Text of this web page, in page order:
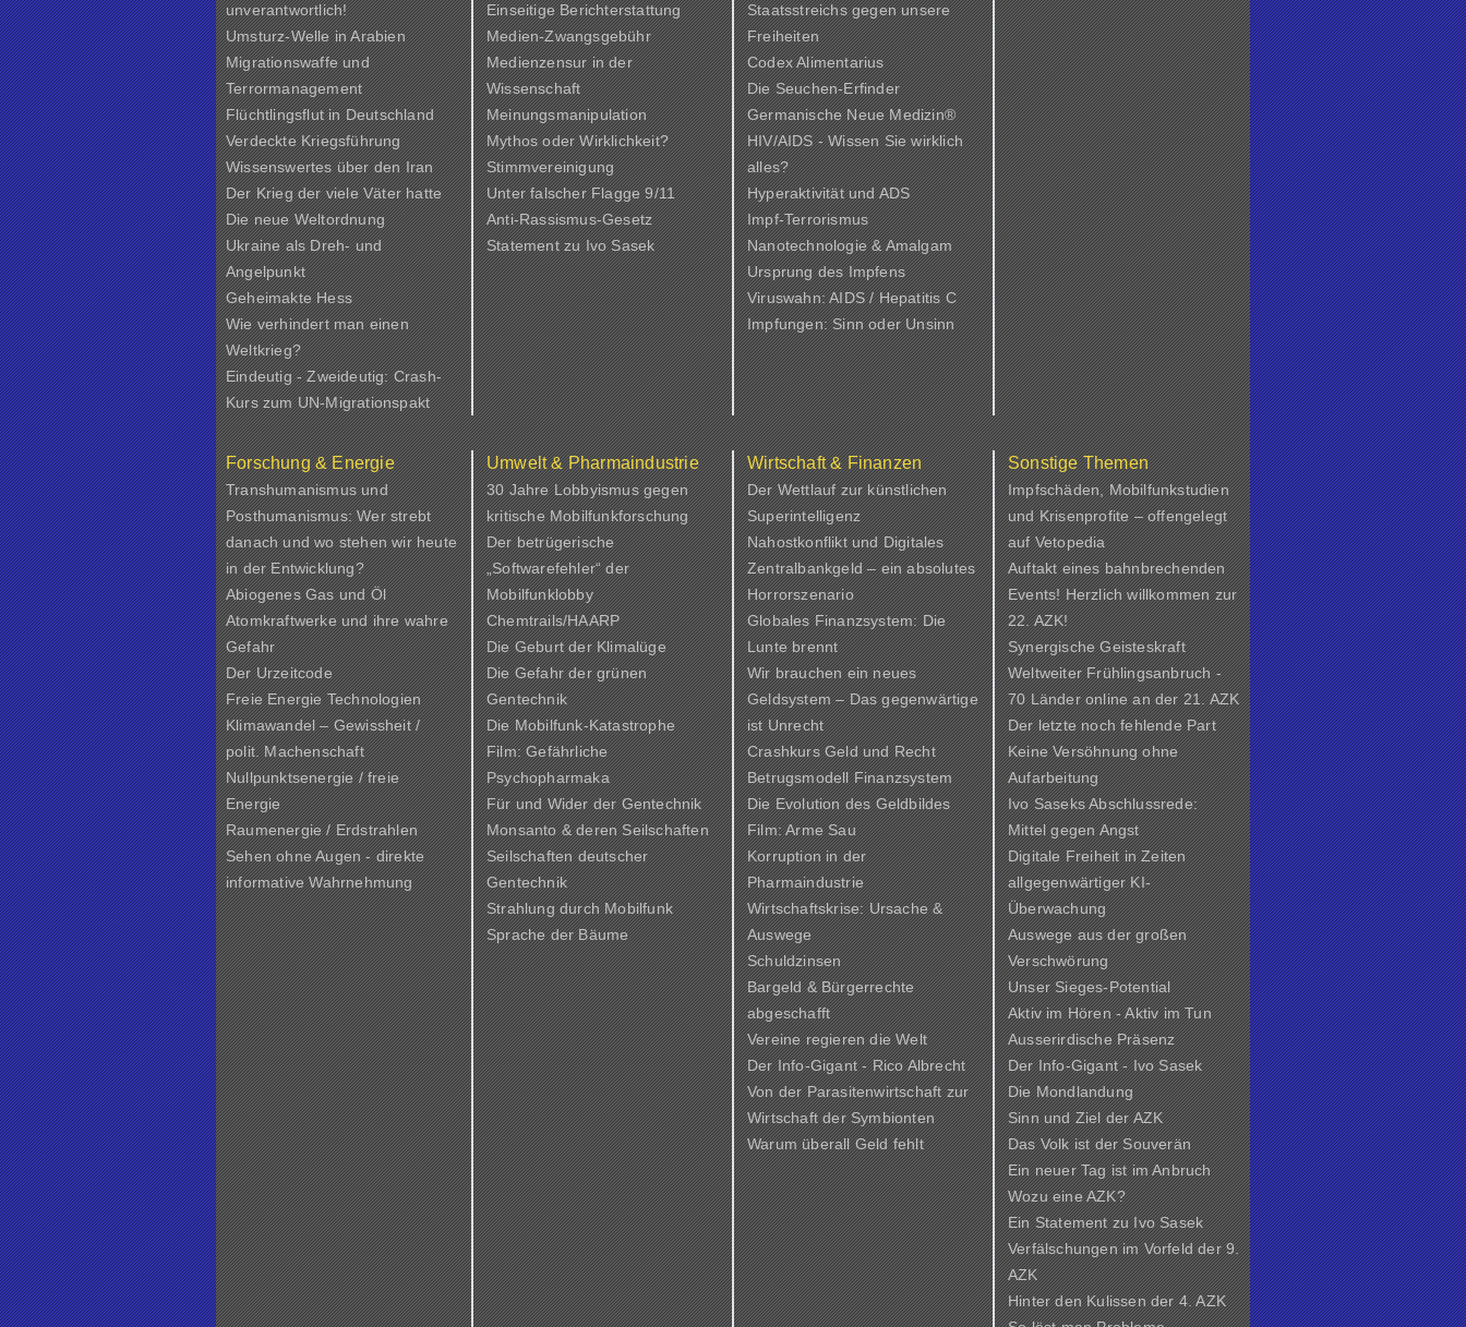
unverantwortlich!
Umsturz-Welle in Arabien
Migrationswaffe und
Terrormanagement
Flüchtlingsflut in Deutschland
Verdeckte Kriegsführung
Wissenswertes über den Iran
Der Krieg der viele Väter hatte
Die neue Weltordnung
Ukraine als Dreh- und
Angelpunkt
Geheimakte Hess
Wie verhindert man einen
Weltkrieg?
Eindeutig - Zweideutig: Crash-
Kurs zum UN-Migrationspakt
Einseitige Berichterstattung
Medien-Zwangsgebühr
Medienzensur in der
Wissenschaft
Meinungsmanipulation
Mythos oder Wirklichkeit?
Stimmvereinigung
Unter falscher Flagge 9/11
Anti-Rassismus-Gesetz
Statement zu Ivo Sasek
Staatsstreichs gegen unsere
Freiheiten
Codex Alimentarius
Die Seuchen-Erfinder
Germanische Neue Medizin®
HIV/AIDS - Wissen Sie wirklich
alles?
Hyperaktivität und ADS
Impf-Terrorismus
Nanotechnologie & Amalgam
Ursprung des Impfens
Viruswahn: AIDS / Hepatitis C
Impfungen: Sinn oder Unsinn
Forschung & Energie
Transhumanismus und
Posthumanismus: Wer strebt
danach und wo stehen wir heute
in der Entwicklung?
Abiogenes Gas und Öl
Atomkraftwerke und ihre wahre
Gefahr
Der Urzeitcode
Freie Energie Technologien
Klimawandel – Gewissheit /
polit. Machenschaft
Nullpunktsenergie / freie
Energie
Raumenergie / Erdstrahlen
Sehen ohne Augen - direkte
informative Wahrnehmung
Umwelt & Pharmaindustrie
30 Jahre Lobbyismus gegen
kritische Mobilfunkforschung
Der betrügerische
„Softwarefehler“ der
Mobilfunklobby
Chemtrails/HAARP
Die Geburt der Klimalüge
Die Gefahr der grünen
Gentechnik
Die Mobilfunk-Katastrophe
Film: Gefährliche
Psychopharmaka
Für und Wider der Gentechnik
Monsanto & deren Seilschaften
Seilschaften deutscher
Gentechnik
Strahlung durch Mobilfunk
Sprache der Bäume
Wirtschaft & Finanzen
Der Wettlauf zur künstlichen
Superintelligenz
Nahostkonflikt und Digitales
Zentralbankgeld – ein absolutes
Horrorszenario
Globales Finanzsystem: Die
Lunte brennt
Wir brauchen ein neues
Geldsystem – Das gegenwärtige
ist Unrecht
Crashkurs Geld und Recht
Betrugsmodell Finanzsystem
Die Evolution des Geldbildes
Film: Arme Sau
Korruption in der
Pharmaindustrie
Wirtschaftskrise: Ursache &
Auswege
Schuldzinsen
Bargeld & Bürgerrechte
abgeschafft
Vereine regieren die Welt
Der Info-Gigant - Rico Albrecht
Von der Parasitenwirtschaft zur
Wirtschaft der Symbionten
Warum überall Geld fehlt
Sonstige Themen
Impfschäden, Mobilfunkstudien
und Krisenprofite – offengelegt
auf Vetopedia
Auftakt eines bahnbrechenden
Events! Herzlich willkommen zur
22. AZK!
Synergische Geisteskraft
Weltweiter Frühlingsanbruch -
70 Länder online an der 21. AZK
Der letzte noch fehlende Part
Keine Versöhnung ohne
Aufarbeitung
Ivo Saseks Abschlussrede:
Mittel gegen Angst
Digitale Freiheit in Zeiten
allgegenwärtiger KI-
Überwachung
Auswege aus der großen
Verschwörung
Unser Sieges-Potential
Aktiv im Hören - Aktiv im Tun
Ausserirdische Präsenz
Der Info-Gigant - Ivo Sasek
Die Mondlandung
Sinn und Ziel derAZK
Das Volk ist der Souverän
Ein neuer Tag ist im Anbruch
Wozu eine AZK?
Ein Statement zu Ivo Sasek
Verfälschungen im Vorfeld der 9.
AZK
Hinter den Kulissen der4. AZK